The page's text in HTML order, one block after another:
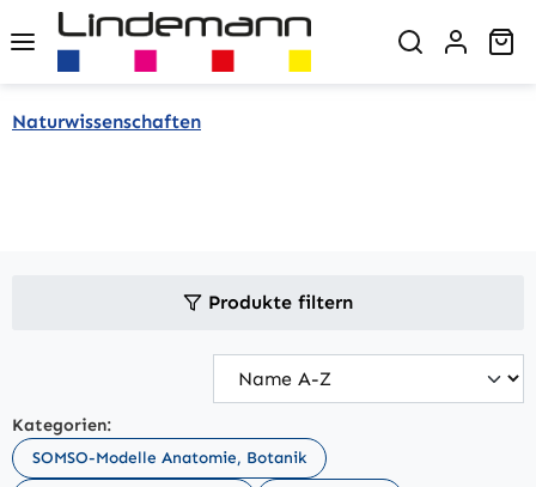
Zum Hauptinhalt springen
Naturwissenschaften
Produkte filtern
Kategorien:
SOMSO-Modelle Anatomie, Botanik